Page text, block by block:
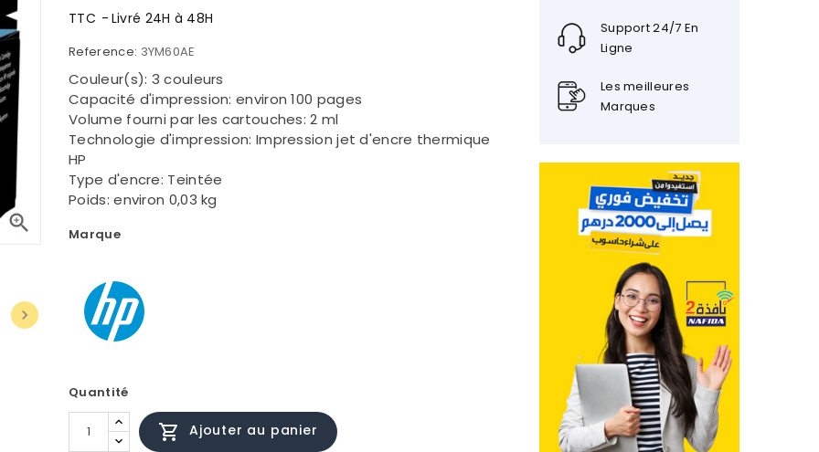


TTC Livré 24H à 48H
Reference: 3YM60AE
Couleur(s): 3 couleurs
Capacité d'impression: environ 100 pages
Volume fourni par les cartouches: 2 ml
Technologie d'impression: Impression jet d'encre thermique
HP
Type d'encre: Teintée
Poids: environ 0,03 kg
Marque
Quantité
 Ajouter au panier
Support 24/7 En
Ligne
Les meilleures
Marques